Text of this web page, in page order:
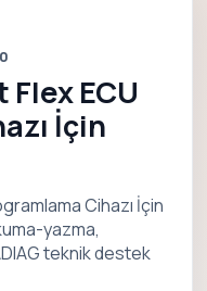
ECU
İçin
Cihazı İçin
yazma,
teknik destek